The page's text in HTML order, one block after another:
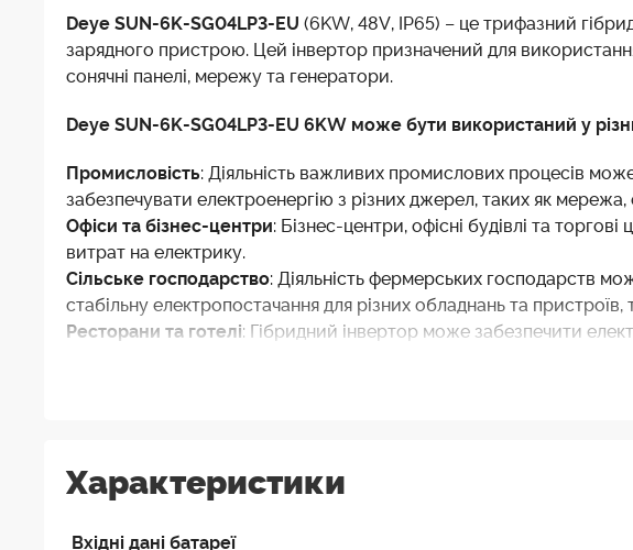
Deye SUN-6K-SG04LP3-EU (6KW, 48V, IP65) – це трифазний
зарядного пристрою. Цей інвертор призначений для
сонячні панелі, мережу та генератори.
Deye SUN-6K-SG04LP3-EU 6KW може бути використаний у
Промисловість: Діяльність важливих промислових процесів
забезпечувати електроенергію з різних джерел, таких як
Офіси та бізнес-центри: Бізнес-центри, офісні будівлі та
витрат на електрику.
Сільське господарство: Діяльність фермерських господарств
стабільну електропостачання для різних обладнань та
Ресторани та готелі: Гібридний інвертор може забезпечити
: Життя пацієнтів може залежати від
Будівництво:можливість використання інвертора для подачі
Характеристики
Вхідні дані батареї